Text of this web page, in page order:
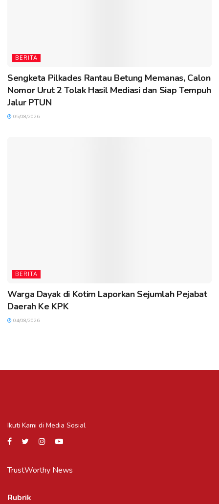
BERITA
Sengketa Pilkades Rantau Betung Memanas, Calon
Nomor Urut 2 Tolak Hasil Mediasi dan Siap Tempuh
Jalur PTUN
05/08/2026
BERITA
Warga Dayak di Kotim Laporkan Sejumlah Pejabat
Daerah Ke KPK
04/08/2026
Ikuti Kami di Media Sosial
TrustWorthy News
Rubrik